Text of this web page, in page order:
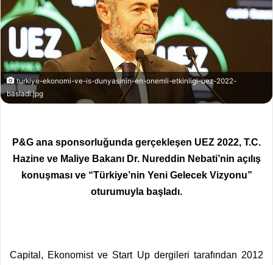
turkiye-ekonomi-ve-is-dunyasinin-en-onemli-etkinligi-uez-2022-
basladi.jpg
P&G ana sponsorluğunda gerçekleşen UEZ 2022, T.C.
Hazine ve Maliye Bakanı Dr. Nureddin Nebati’nin açılış
konuşması ve “Türkiye’nin Yeni Gelecek Vizyonu”
oturumuyla başladı.
Capital, Ekonomist ve Start Up dergileri tarafından 2012